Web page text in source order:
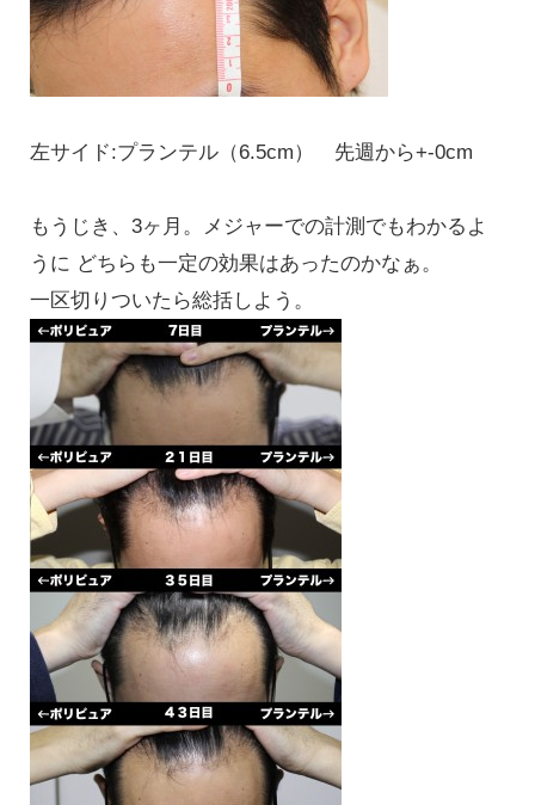
左サイド:プランテル（6.5cm） 先週から+-0cm
もうじき、3ヶ月。メジャーでの計測でもわかるよ
うに どちらも一定の効果はあったのかなぁ。
一区切りついたら総括しよう。